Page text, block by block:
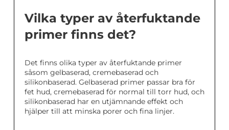
Vilka typer av återfuktande
primer finns det?
Det finns olika typer av återfuktande primer
såsom gelbaserad, cremebaserad och
silikonbaserad. Gelbaserad primer passar bra för
fet hud, cremebaserad för normal till torr hud, och
silikonbaserad har en utjämnande effekt och
hjälper till att minska porer och fina linjer.